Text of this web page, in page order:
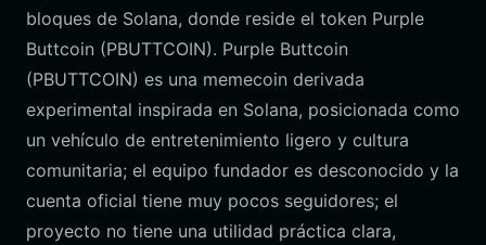
bloques de Solana, donde reside el token Purple
Buttcoin (PBUTTCOIN). Purple Buttcoin
(PBUTTCOIN) es una memecoin derivada
experimental inspirada en Solana, posicionada como
un vehículo de entretenimiento ligero y cultura
comunitaria; el equipo fundador es desconocido y la
cuenta oficial tiene muy pocos seguidores; el
proyecto no tiene una utilidad práctica clara,